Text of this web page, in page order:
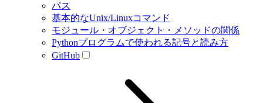
パス
基本的なUnix/Linuxコマンド
モジュール・オブジェクト・メソッドの関係
Pythonプログラムで使われる記号と読み方
GitHub